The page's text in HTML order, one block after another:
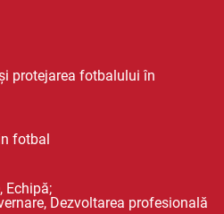
protejarea fotbalului în
fotbal
Echipă;
Dezvoltarea profesională